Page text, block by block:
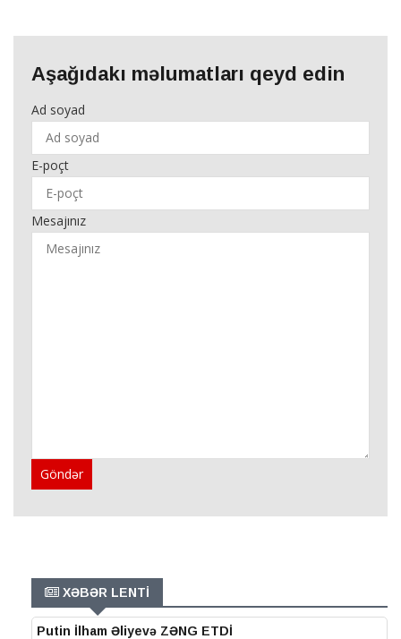
Aşağıdakı məlumatları qeyd edin
Ad soyad
E-poçt
Mesajınız
Göndər
XƏBƏR LENTİ
Putin İlham Əliyevə ZƏNG ETDİ